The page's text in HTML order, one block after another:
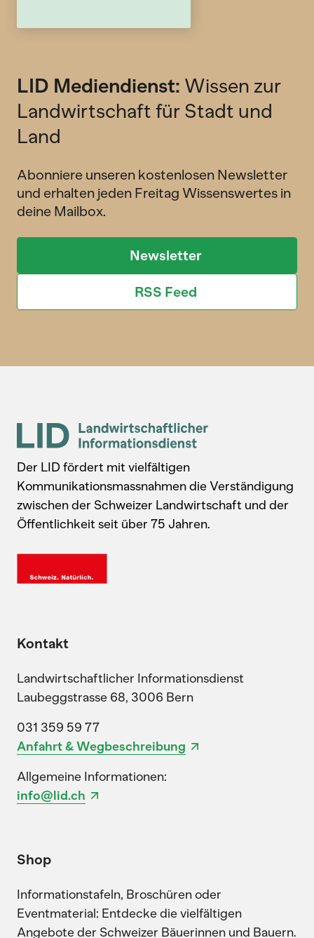
LID Mediendienst: Wissen zur
Landwirtschaft für Stadt und
Land
Abonniere unseren kostenlosen Newsletter
und erhalten jeden Freitag Wissenswertes in
deine Mailbox.
Newsletter
RSS Feed
Der LID fördert mit vielfältigen
Kommunikationsmassnahmen die Verständigung
zwischen der Schweizer Landwirtschaft und der
Öffentlichkeit seit über 75 Jahren.
Kontakt
Landwirtschaftlicher Informationsdienst
Laubeggstrasse 68, 3006 Bern
031 359 59 77
Anfahrt & Wegbeschreibung
Allgemeine Informationen:
info@lid.ch
Shop
Informationstafeln, Broschüren oder
Eventmaterial: Entdecke die vielfältigen
Angebote der Schweizer Bäuerinnen und Bauern.